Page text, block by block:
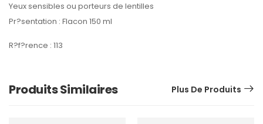
Yeux sensibles ou porteurs de lentilles
Pr?sentation : Flacon 150 ml
R?f?rence : 113
Produits Similaires Plus De Produits